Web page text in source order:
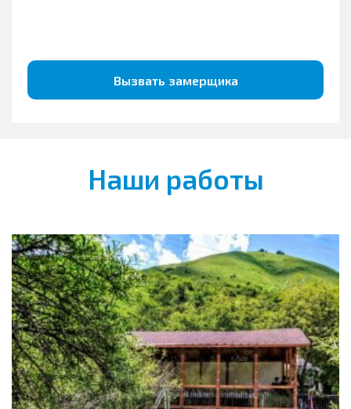
Вызвать замерщика
Наши работы